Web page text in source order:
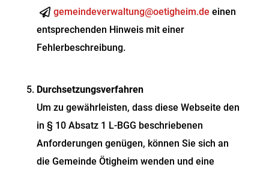
gemeindeverwaltung@oetigheim.de einen
entsprechenden Hinweis mit einer
Fehlerbeschreibung.
Durchsetzungsverfahren
Um zu gewährleisten, dass diese Webseite den
in § 10 Absatz 1 L-BGG beschriebenen
Anforderungen genügen, können Sie sich an
die Gemeinde Ötigheim wenden und eine